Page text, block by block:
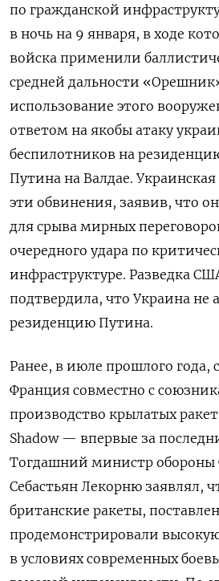
по гражданской
в ночь на 9 января, в ходе
войска применили
средней дальности
использование этого
ответом на якобы атаку
беспилотников на
Путина на Валдае. Украинская
эти обвинения, заявив, что
для срыва мирных
очередного удара по
инфраструктуре. Разведка
подтвердила, что Украина не
резиденцию Путина.
Ранее, в июле прошлого года,
Франция совместно с
производство крылатых ракет
Shadow — впервые за
Тогдашний министр обороны
Себастьян Лекорню заявлял,
британские ракеты,
продемонстрировали
в условиях современных